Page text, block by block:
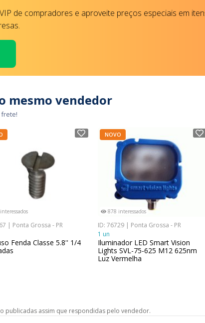
de compradores e aproveite preços especiais em
mesmo vendedor
| Ponta Grossa - PR
Fenda Classe 5.8'' 1/4
NOVO
878 interessados
ID: 76729 | Ponta Grossa - PR
1 un
Iluminador LED Smart Vision
Lights SVL-75-625 M12 625nm
Luz Vermelha
publicadas assim que respondidas pelo vendedor.